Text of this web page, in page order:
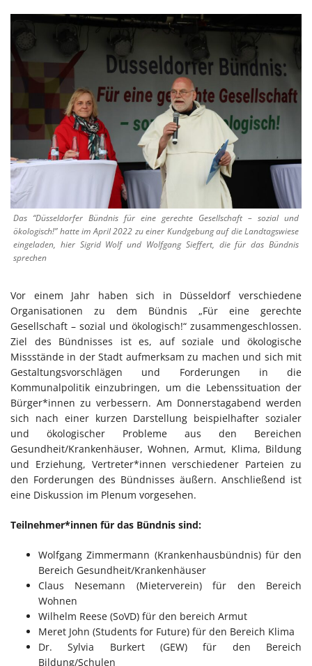
Das “Düsseldorfer Bündnis für eine gerechte Gesellschaft – sozial und
ökologisch!” hatte im April 2022 zu einer Kundgebung auf die Landtagswiese
eingeladen, hier Sigrid Wolf und Wolfgang Sieffert, die für das Bündnis
sprechen
Vor einem Jahr haben sich in Düsseldorf verschiedene
Organisationen zu dem Bündnis „Für eine gerechte
Gesellschaft – sozial und ökologisch!“ zusammengeschlossen.
Ziel des Bündnisses ist es, auf soziale und ökologische
Missstände in der Stadt aufmerksam zu machen und sich mit
Gestaltungsvorschlägen und Forderungen in die
Kommunalpolitik einzubringen, um die Lebenssituation der
Bürger*innen zu verbessern. Am Donnerstagabend werden
sich nach einer kurzen Darstellung beispielhafter sozialer
und ökologischer Probleme aus den Bereichen
Gesundheit/Krankenhäuser, Wohnen, Armut, Klima, Bildung
und Erziehung, Vertreter*innen verschiedener Parteien zu
den Forderungen des Bündnisses äußern. Anschließend ist
eine Diskussion im Plenum vorgesehen.
Teilnehmer*innen für das Bündnis sind:
Wolfgang Zimmermann (Krankenhausbündnis) für den
Bereich Gesundheit/Krankenhäuser
Claus Nesemann (Mieterverein) für den Bereich
Wohnen
Wilhelm Reese (SoVD) für den bereich Armut
Meret John (Students for Future) für den Bereich Klima
Dr. Sylvia Burkert (GEW) für den Bereich
Bildung/Schulen